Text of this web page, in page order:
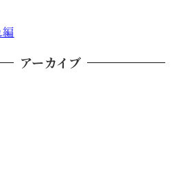
アーカイブ